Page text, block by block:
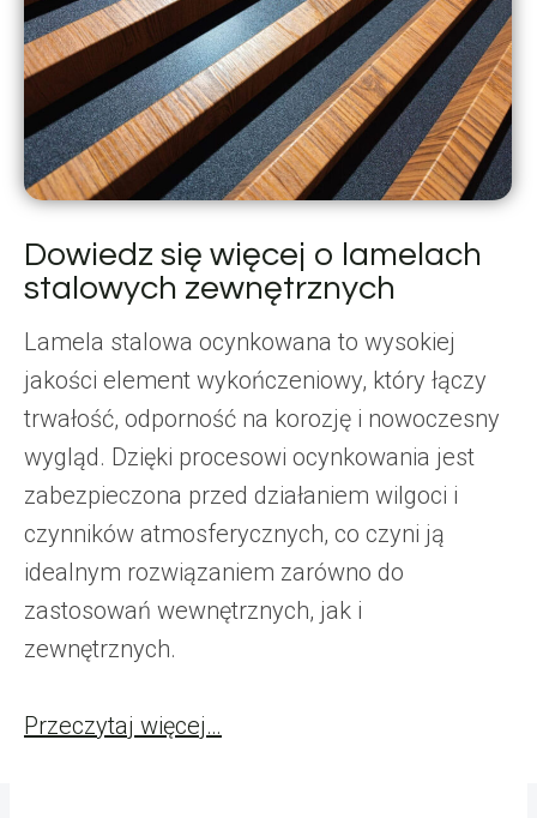
Dowiedz się więcej o lamelach
stalowych zewnętrznych
Lamela stalowa ocynkowana to wysokiej
jakości element wykończeniowy, który łączy
trwałość, odporność na korozję i nowoczesny
wygląd. Dzięki procesowi ocynkowania jest
zabezpieczona przed działaniem wilgoci i
czynników atmosferycznych, co czyni ją
idealnym rozwiązaniem zarówno do
zastosowań wewnętrznych, jak i
zewnętrznych.
Przeczytaj więcej…